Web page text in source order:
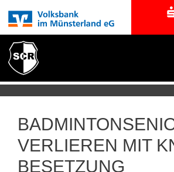
VERLIEREN MIT
BESETZUNG